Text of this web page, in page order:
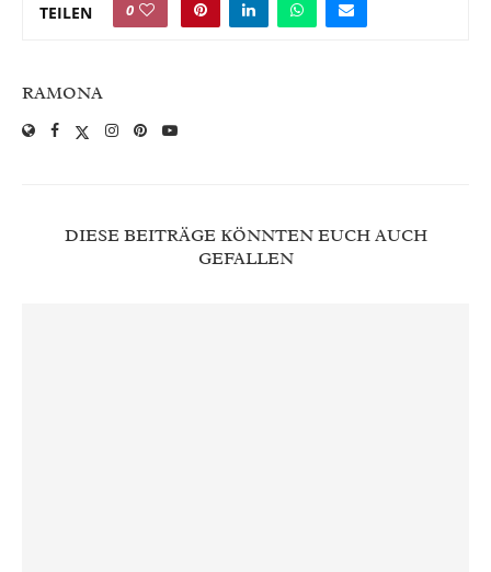
TEILEN 0
RAMONA
DIESE BEITRÄGE KÖNNTEN EUCH AUCH
GEFALLEN